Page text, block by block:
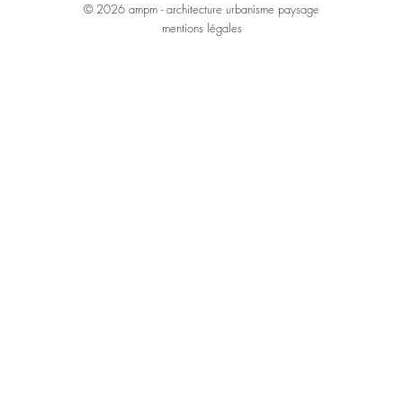
© 2026 ampm - architecture urbanisme paysage
mentions légales